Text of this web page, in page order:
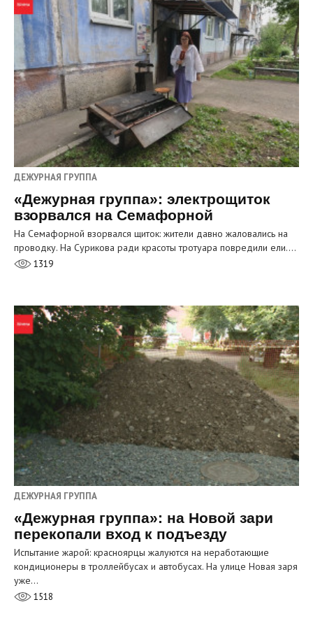
ДЕЖУРНАЯ ГРУППА
«Дежурная группа»: электрощиток
взорвался на Семафорной
На Семафорной взорвался щиток: жители давно жаловались на
проводку. На Сурикова ради красоты тротуара повредили ели.…
1319
ДЕЖУРНАЯ ГРУППА
«Дежурная группа»: на Новой зари
перекопали вход к подъезду
Испытание жарой: красноярцы жалуются на неработающие
кондиционеры в троллейбусах и автобусах. На улице Новая заря
уже…
1518